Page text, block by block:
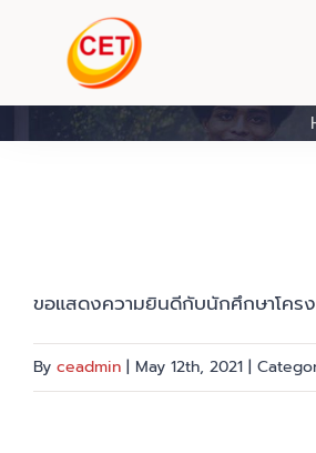
ขอแสดงความยินดีกับนักศึกษาโคร
By ceadmin | May 12th, 2021 |